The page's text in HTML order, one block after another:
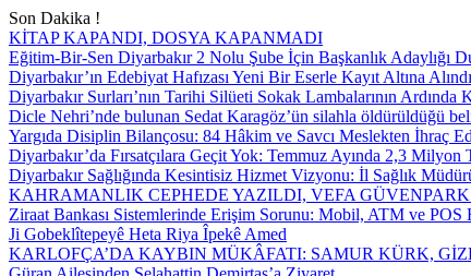
Son Dakika !
KİTAP KAPANDI, DOSYA KAPANMADI
Eğitim-Bir-Sen Diyarbakır 2 Nolu Şube İçin Başkanlık Adaylığı
Diyarbakır’ın Edebiyat Hafızası Yeni Bir Eserle Kayıt Altına Alındı
Diyarbakır Surları’nın Tarihi Silüeti Sokak Lambalarının Ardında
Dicle Nehri’nde bulunan Sedat Karagöz’ün silahla öldürüldüğü
Yargıda Disiplin Bilançosu: 84 Hâkim ve Savcı Meslekten İhraç
Diyarbakır’da Fırsatçılara Geçit Yok: Temmuz Ayında 2,3 Milyon
Diyarbakır Sağlığında Kesintisiz Hizmet Vizyonu: İl Sağlık
KAHRAMANLIK CEPHEDE YAZILDI, VEFA
Ziraat Bankası Sistemlerinde Erişim Sorunu: Mobil, ATM ve POS
Ji Gobeklîtepeyê Heta Riya Îpekê Amed
KARLOFÇA’DA KAYBIN MÜKÂFATI: SAMUR KÜRK,